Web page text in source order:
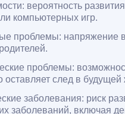
вероятность
компьютерных игр.
проблемы: напряжение
проблемы:
оставляет след в будущей
заболевания: риск
заболеваний, включая